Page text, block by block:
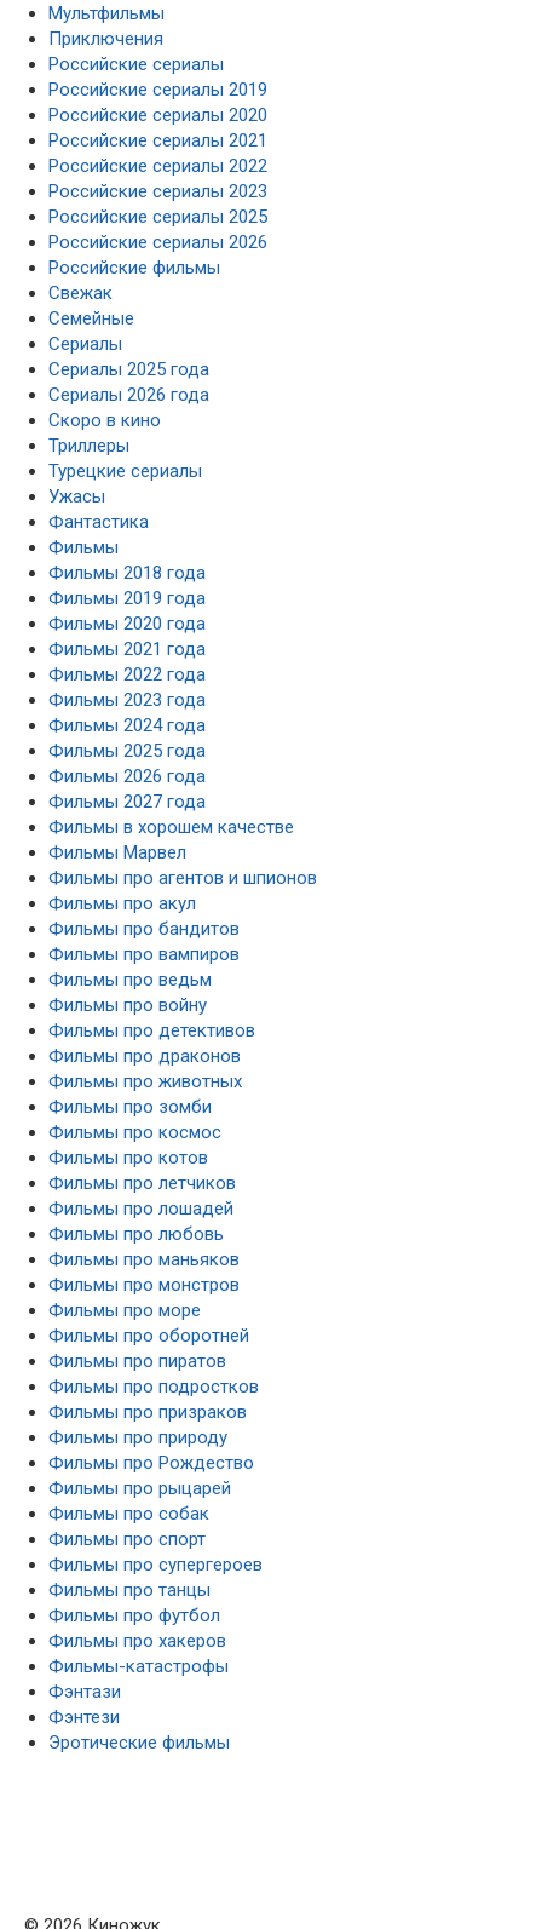
Мультфильмы
Приключения
Российские сериалы
Российские сериалы 2019
Российские сериалы 2020
Российские сериалы 2021
Российские сериалы 2022
Российские сериалы 2023
Российские сериалы 2025
Российские сериалы 2026
Российские фильмы
Свежак
Семейные
Сериалы
Сериалы 2025 года
Сериалы 2026 года
Скоро в кино
Триллеры
Турецкие сериалы
Ужасы
Фантастика
Фильмы
Фильмы 2018 года
Фильмы 2019 года
Фильмы 2020 года
Фильмы 2021 года
Фильмы 2022 года
Фильмы 2023 года
Фильмы 2024 года
Фильмы 2025 года
Фильмы 2026 года
Фильмы 2027 года
Фильмы в хорошем качестве
Фильмы Марвел
Фильмы про агентов и шпионов
Фильмы про акул
Фильмы про бандитов
Фильмы про вампиров
Фильмы про ведьм
Фильмы про войну
Фильмы про детективов
Фильмы про драконов
Фильмы про животных
Фильмы про зомби
Фильмы про космос
Фильмы про котов
Фильмы про летчиков
Фильмы про лошадей
Фильмы про любовь
Фильмы про маньяков
Фильмы про монстров
Фильмы про море
Фильмы про оборотней
Фильмы про пиратов
Фильмы про подростков
Фильмы про призраков
Фильмы про природу
Фильмы про Рождество
Фильмы про рыцарей
Фильмы про собак
Фильмы про спорт
Фильмы про супергероев
Фильмы про танцы
Фильмы про футбол
Фильмы про хакеров
Фильмы-катастрофы
Фэнтази
Фэнтези
Эротические фильмы